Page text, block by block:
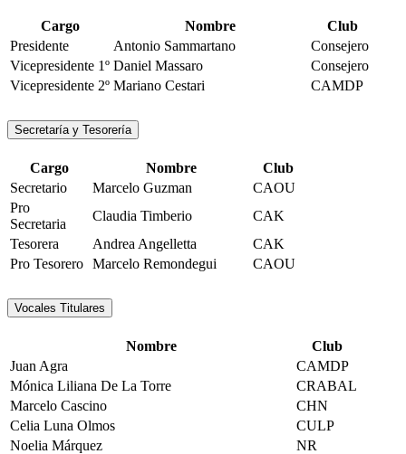
Cargo Nombre
Club
Presidente
Antonio Sammartano
Consejero
Vicepresidente 1º Daniel Massaro
Consejero
Vicepresidente 2º Mariano Cestari CAMDP
Secretaría y Tesorería
Cargo Nombre
Club
Secretario
Marcelo Guzman
CAOU
Pro
Secretaria
Claudia Timberio
CAK
Tesorera
Andrea Angelletta
CAK
Pro Tesorero Marcelo Remondegui CAOU
Vocales Titulares
Nombre
Club
Juan Agra
CAMDP
Mónica Liliana De La Torre
CRABAL
Marcelo Cascino
CHN
Celia Luna Olmos
CULP
Noelia Márquez
NR